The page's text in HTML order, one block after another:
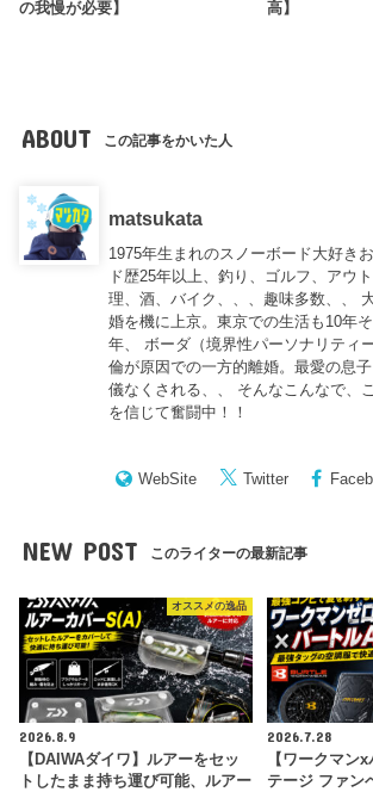
の我慢が必要】
高】
ABOUT この記事をかいた人
matsukata
1975年生まれのスノーボード大好き
ド歴25年以上、釣り、ゴルフ、アウ
理、酒、バイク、、、趣味多数、、
婚を機に上京。東京での生活も10年
年、 ボーダ（境界性パーソナリティ
倫が原因での一方的離婚。最愛の息
儀なくされる、、 そんなこんなで、
を信じて奮闘中！！
WebSite Twitter
NEW POST このライターの最新記事
オススメの逸品
2026.8.9
【DAIWAダイワ】ルアーをセッ
トしたまま持ち運び可能、ルアー
2026.7.28
【ワークマン
テージ ファン